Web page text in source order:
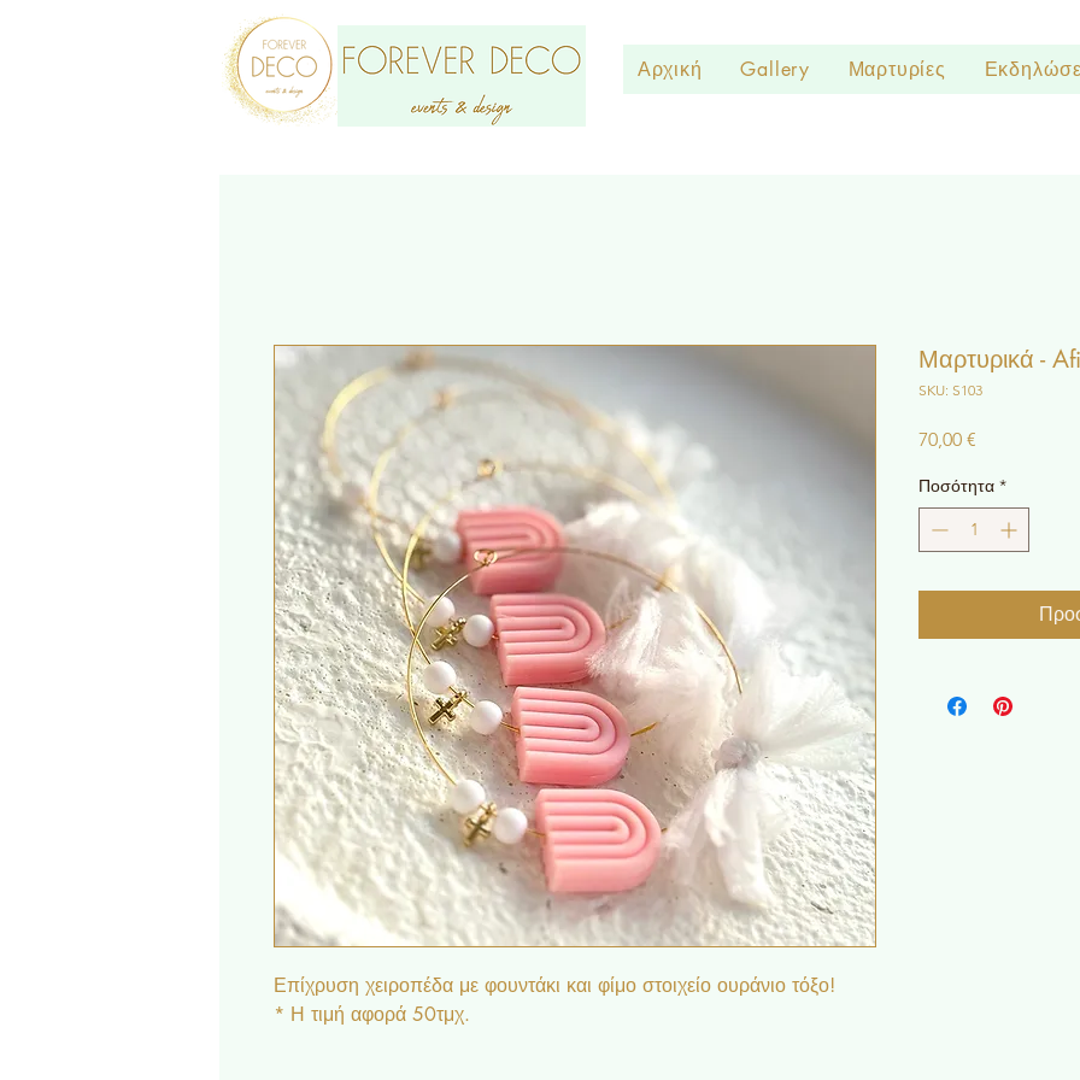
Αρχική Gallery Μαρτυρίες
Επίχρυση χειροπέδα με φουντάκι και φίμο στοιχείο ουράνιο τόξο!
* Η τιμή αφορά 50τμχ.
Μαρτυρικά -
SKU: S103
70,00 €
Ποσότητα *